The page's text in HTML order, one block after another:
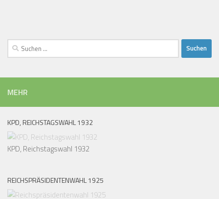
Suchen
nach:
MEHR
KPD, REICHSTAGSWAHL 1932
KPD, Reichstagswahl 1932
REICHSPRÄSIDENTENWAHL 1925